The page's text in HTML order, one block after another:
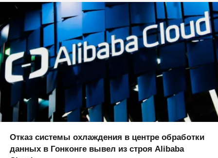
Отказ системы охлаждения в центре обработки
данных в Гонконге вывел из строя Alibaba